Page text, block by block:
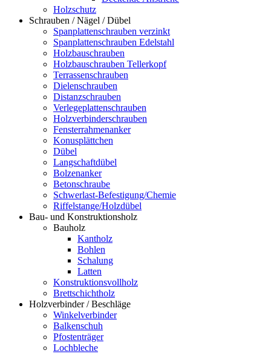
Holzschutz
Schrauben / Nägel / Dübel
Spanplattenschrauben verzinkt
Spanplattenschrauben Edelstahl
Holzbauschrauben
Holzbauschrauben Tellerkopf
Terrassenschrauben
Dielenschrauben
Distanzschrauben
Verlegeplattenschrauben
Holzverbinderschrauben
Fensterrahmenanker
Konusplättchen
Dübel
Langschaftdübel
Bolzenanker
Betonschraube
Schwerlast-Befestigung/Chemie
Riffelstange/Holzdübel
Bau- und Konstruktionsholz
Bauholz
Kantholz
Bohlen
Schalung
Latten
Konstruktionsvollholz
Brettschichtholz
Holzverbinder / Beschläge
Winkelverbinder
Balkenschuh
Pfostenträger
Lochbleche